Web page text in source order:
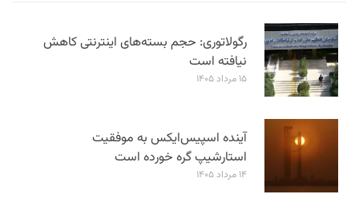
رگولاتوری: حجم بسته‌های اینترنتی کاهش
نیافته است
۱۵ مرداد ۱۴۰۵
آینده اسپیس‌ایکس به موفقیت
استارشیپ گره خورده است
۱۴ مرداد ۱۴۰۵